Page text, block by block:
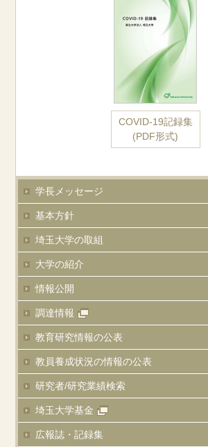
学長メッセージ
基本方針
埼玉大学の取組
大学の紹介
情報公開
調達情報
教育研究情報の公表
教員養成状況の情報の公表
研究者/研究業績検索
埼玉大学基金
広報誌・記録集
COVID-19記録集
(PDF形式)